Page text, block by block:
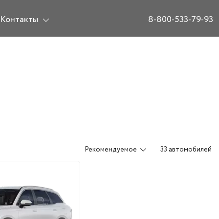
Контакты 8-800-533-79-93
Рекомендуемое 33 автомобилей